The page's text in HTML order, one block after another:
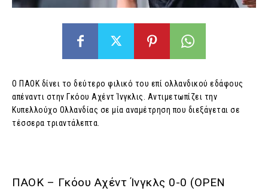
Ο ΠΑΟΚ δίνει το δεύτερο φιλικό του επί ολλανδικού εδάφους
απέναντι στην Γκόου Αχέντ Ίνγκλις. Αντιμετωπίζει την
Κυπελλούχο Ολλανδίας σε μία αναμέτρηση που διεξάγεται σε
τέσσερα τριαντάλεπτα.
ΠΑΟΚ – Γκόου Αχέντ Ίνγκλς 0-0 (OPEN